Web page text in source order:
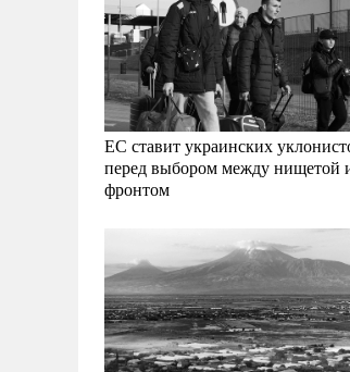
ЕС ставит украинских
перед выбором между нищетой
фронтом